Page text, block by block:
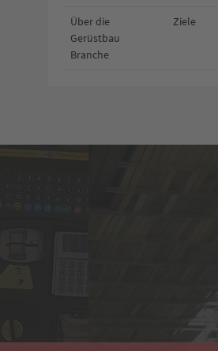
Über die
Gerüstbau
Branche
Ziele